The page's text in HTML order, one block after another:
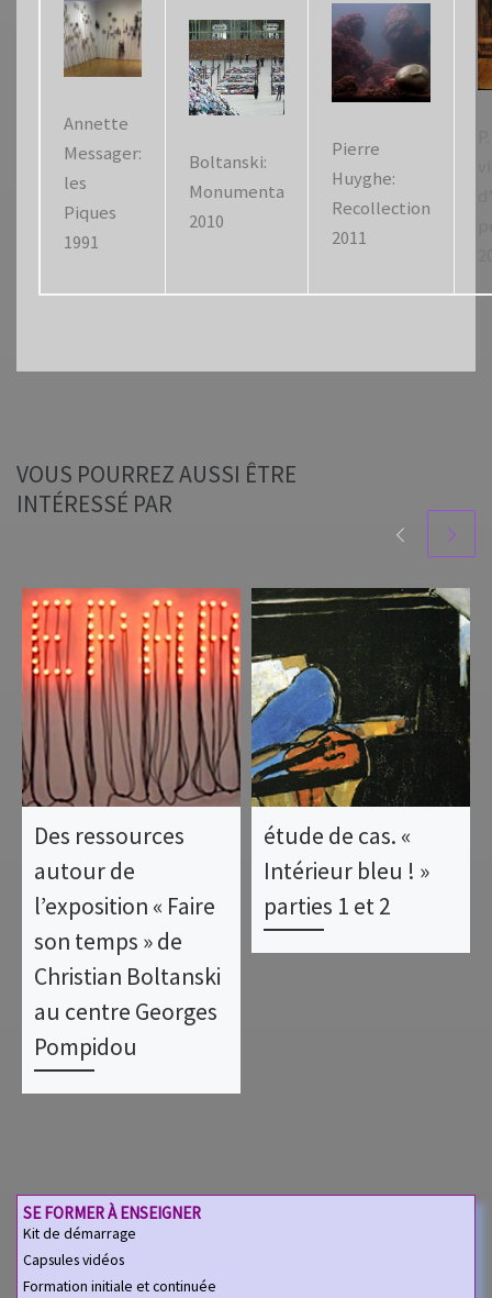
Annette
Messager:
les
Piques
1991
Boltanski:
Monumenta
2010
Pierre
Huyghe:
Recollection
2011
VOUS POURREZ AUSSI ÊTRE
INTÉRESSÉ PAR
Des ressources
autour de
l’exposition « Faire
son temps » de
Christian Boltanski
au centre Georges
Pompidou
étude de cas. «
Intérieur bleu ! »
parties 1 et 2
SE FORMER À ENSEIGNER
Kit de démarrage
Capsules vidéos
Formation initiale et continuée